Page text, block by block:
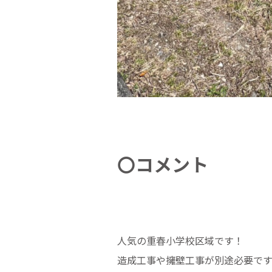
〇コメント
人気の重春小学校区域です！
造成工事や擁壁工事が別途必要で